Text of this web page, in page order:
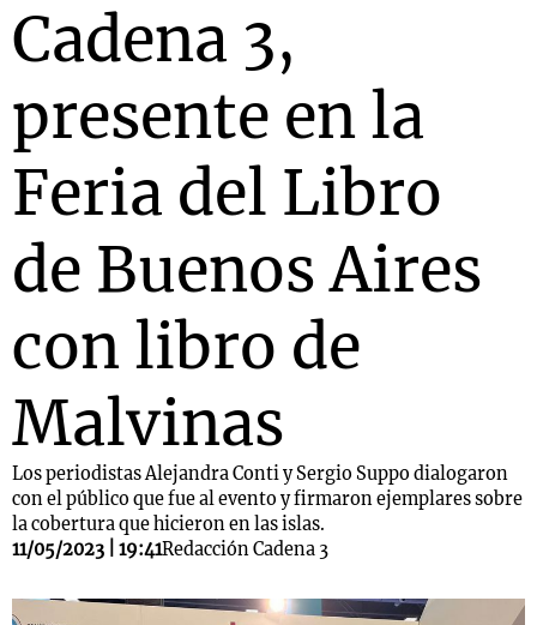
Cadena 3,
presente en la
Feria del Libro
de Buenos Aires
con libro de
Malvinas
Los periodistas Alejandra Conti y Sergio Suppo dialogaron
con el público que fue al evento y firmaron ejemplares sobre
la cobertura que hicieron en las islas.
11/05/2023 | 19:41Redacción Cadena 3